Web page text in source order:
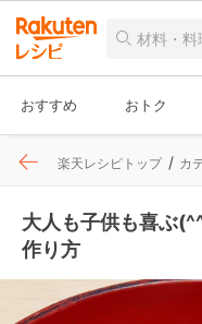
おすすめ おトク
楽天レシピトップ カ
大人も子供も喜ぶ
作り方